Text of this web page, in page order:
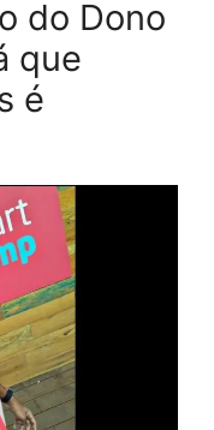
do Dono
que
é